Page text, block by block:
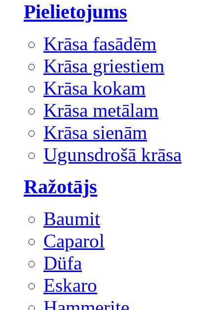
Pielietojums
Krāsa fasādēm
Krāsa griestiem
Krāsa kokam
Krāsa metālam
Krāsa sienām
Ugunsdrošā krāsa
Ražotājs
Baumit
Caparol
Düfa
Eskaro